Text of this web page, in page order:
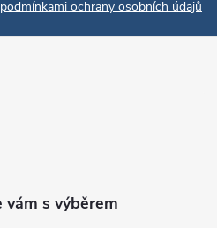
podmínkami ochrany osobních údajů